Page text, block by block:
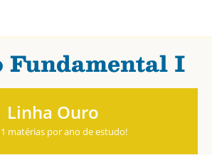
Fundamental I
Linha Ouro
matérias por ano de estudo!